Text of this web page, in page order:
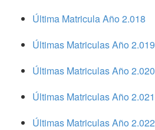
Última Matricula Año 2.018
Últimas Matriculas Año 2.019
Últimas Matriculas Año 2.020
Últimas Matriculas Año 2.021
Últimas Matriculas Año 2.022